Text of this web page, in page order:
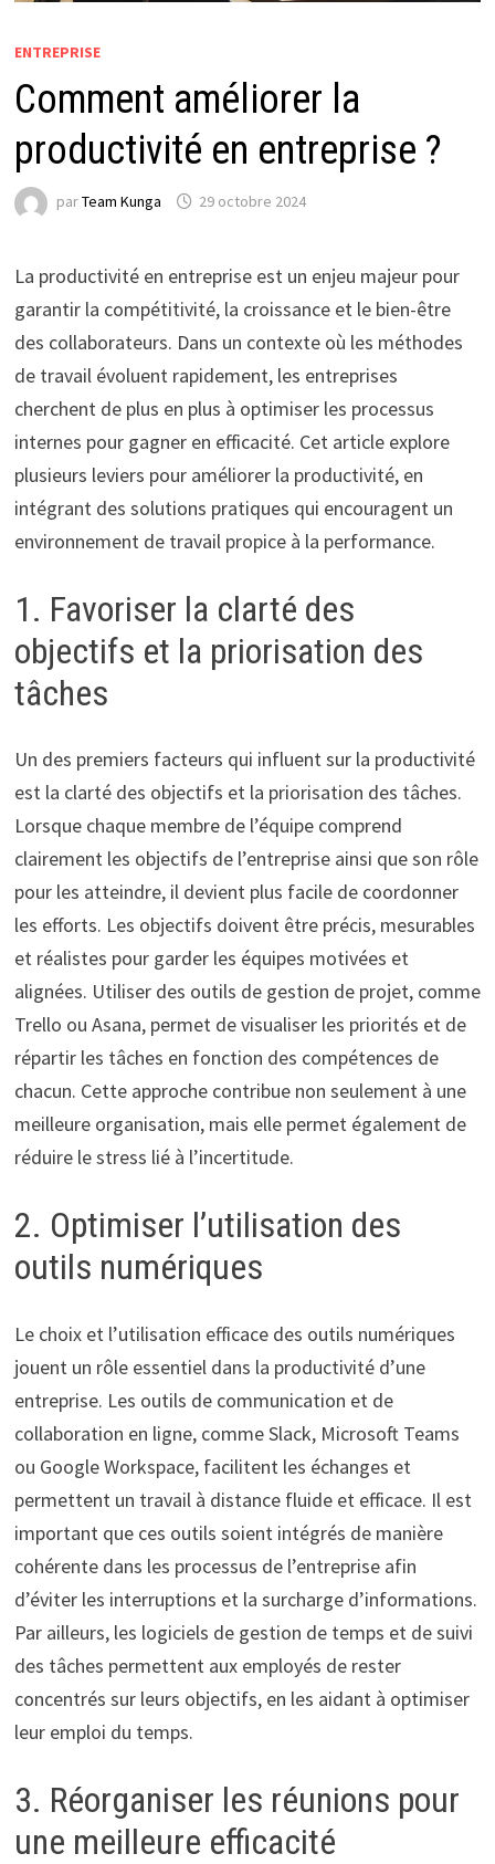
ENTREPRISE
Comment améliorer la
productivité en entreprise ?
parTeam Kunga 29 octobre 2024
La productivité en entreprise est un enjeu majeur pour
garantir la compétitivité, la croissance et le bien-être
des collaborateurs. Dans un contexte où les méthodes
de travail évoluent rapidement, les entreprises
cherchent de plus en plus à optimiser les processus
internes pour gagner en efficacité. Cet article explore
plusieurs leviers pour améliorer la productivité, en
intégrant des solutions pratiques qui encouragent un
environnement de travail propice à la performance.
1. Favoriser la clarté des
objectifs et la priorisation des
tâches
Un des premiers facteurs qui influent sur la productivité
est la clarté des objectifs et la priorisation des tâches.
Lorsque chaque membre de l’équipe comprend
clairement les objectifs de l’entreprise ainsi que son rôle
pour les atteindre, il devient plus facile de coordonner
les efforts. Les objectifs doivent être précis, mesurables
et réalistes pour garder les équipes motivées et
alignées. Utiliser des outils de gestion de projet, comme
Trello ou Asana, permet de visualiser les priorités et de
répartir les tâches en fonction des compétences de
chacun. Cette approche contribue non seulement à une
meilleure organisation, mais elle permet également de
réduire le stress lié à l’incertitude.
2. Optimiser l’utilisation des
outils numériques
Le choix et l’utilisation efficace des outils numériques
jouent un rôle essentiel dans la productivité d’une
entreprise. Les outils de communication et de
collaboration en ligne, comme Slack, Microsoft Teams
ou Google Workspace, facilitent les échanges et
permettent un travail à distance fluide et efficace. Il est
important que ces outils soient intégrés de manière
cohérente dans les processus de l’entreprise afin
d’éviter les interruptions et la surcharge d’informations.
Par ailleurs, les logiciels de gestion de temps et de suivi
des tâches permettent aux employés de rester
concentrés sur leurs objectifs, en les aidant à optimiser
leur emploi du temps.
3. Réorganiser les réunions pour
une meilleure efficacité